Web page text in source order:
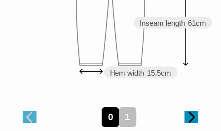
Inseam length 61cm
Hem width 15.5cm
0 1